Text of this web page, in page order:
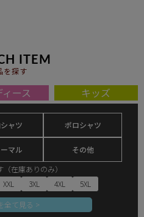
ITEM
を探す
ィース キッズ
ャツ
ポロシャツ
マル
その他
在庫ありのみ）
XXL 3XL 4XL
5XL
全て見る >